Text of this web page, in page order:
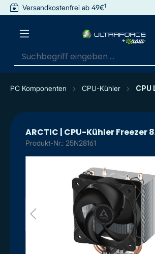
springen
Versandkostenfrei ab 49€1
PC Komponenten CPU-Kühler CPU
ARCTIC | CPU-Kühler Freezer
Produkt-Nr.: 25N28161